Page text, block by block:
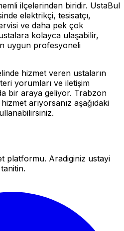
ilçelerinden biridir. UstaBul
elektrikçi, tesisatçı,
ve daha pek çok
kolayca ulaşabilir,
uygun profesyoneli
hizmet veren ustaların
yorumları ve iletişim
bir araya geliyor. Trabzon
arıyorsanız aşağıdaki
platformu. Aradiginiz ustayi